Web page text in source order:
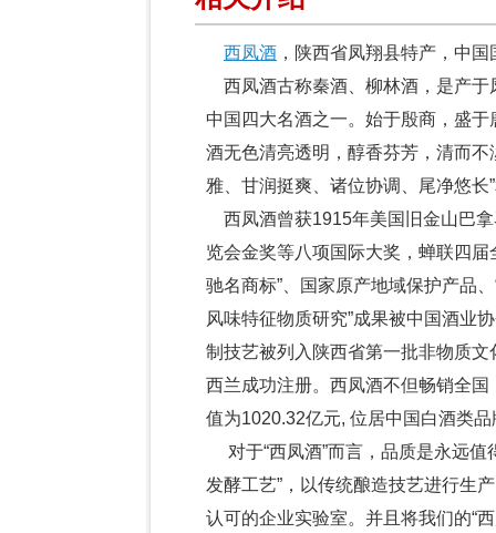
西凤酒 ，陕西省凤翔县特产，中
西凤酒古称秦酒、柳林酒，是产于
中国四大名酒之一。始于殷商，盛
酒无色清亮透明，醇香芬芳，清而
雅、甘润挺爽、诸位协调、尾净悠长
西凤酒曾获1915年美国旧金山巴
览会金奖等八项国际大奖，蝉联四届
驰名商标”、国家原产地域保护产品
风味特征物质研究”成果被中国酒业
制技艺被列入陕西省第一批非物质
西兰成功注册。西凤酒不但畅销全
值为1020.32亿元, 位居中国白酒类
对于“西凤酒”而言，品质是永远值
发酵工艺”，以传统酿造技艺进行生
认可的企业实验室。并且将我们的“